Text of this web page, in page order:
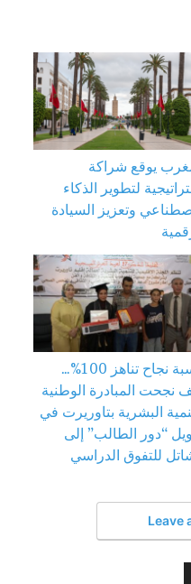
يوقع شراكة
لتطوير الذكاء
وتعزيز السيادة
بنسبة نجاح تناهز 100%…
نجحت المبادرة الوطنية
البشرية بتاوريرت في
“دور الطالب” إلى
للتفوق الدراسي
Leave